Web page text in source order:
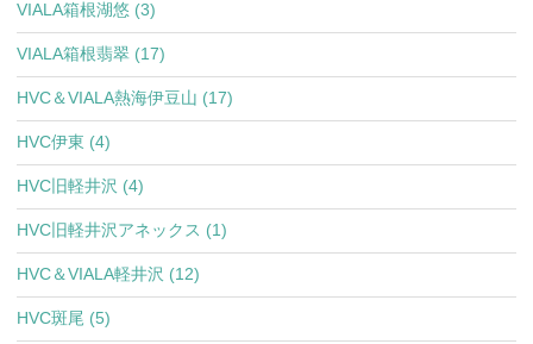
VIALA箱根湖悠 (3)
VIALA箱根翡翠 (17)
HVC＆VIALA熱海伊豆山 (17)
HVC伊東 (4)
HVC旧軽井沢 (4)
HVC旧軽井沢アネックス (1)
HVC＆VIALA軽井沢 (12)
HVC斑尾 (5)